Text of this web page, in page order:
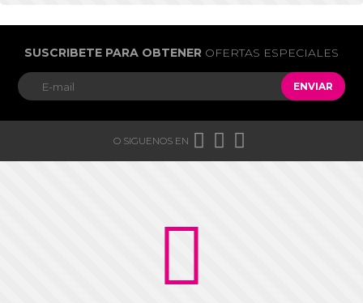
SUSCRIBETE PARA OBTENER OFERTAS ESPECIALES
ENVIAR
O SIGUENOS EN   
